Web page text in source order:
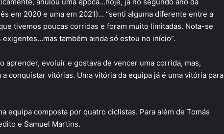
em 2020 e uma em 2021)… “senti alguma diferente entre a
tivemos poucas corridas e foram muito limitadas. Nota-se
também ainda só estou no início”.
aprender, evoluir e gostava de vencer uma corrida, mas,
conquistar vitórias. Uma vitória da equipa já é uma vitória para
equipa composta por quatro ciclistas. Para além de Tomás
e Samuel Martins.